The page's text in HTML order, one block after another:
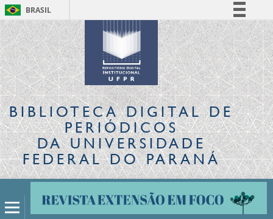
BRASIL
Simplifique!
Comunica BR
Participe
Acesso à informação
Legislação
Canais
BIBLIOTECA DIGITALDE
PERIÓDICOS
DA UNIVERSIDADE
FEDERAL DO PARANÁ